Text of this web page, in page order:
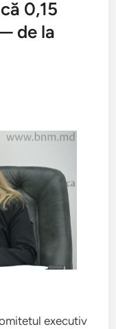
0,15
de la
executiv